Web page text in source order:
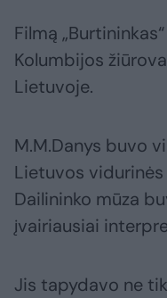
Filmą
Kolumbijos
Lietuvoje.
M.M.Danys buvo
Lietuvos
Dailininko mūza
įvairiausiai
Jis tapydavo ne